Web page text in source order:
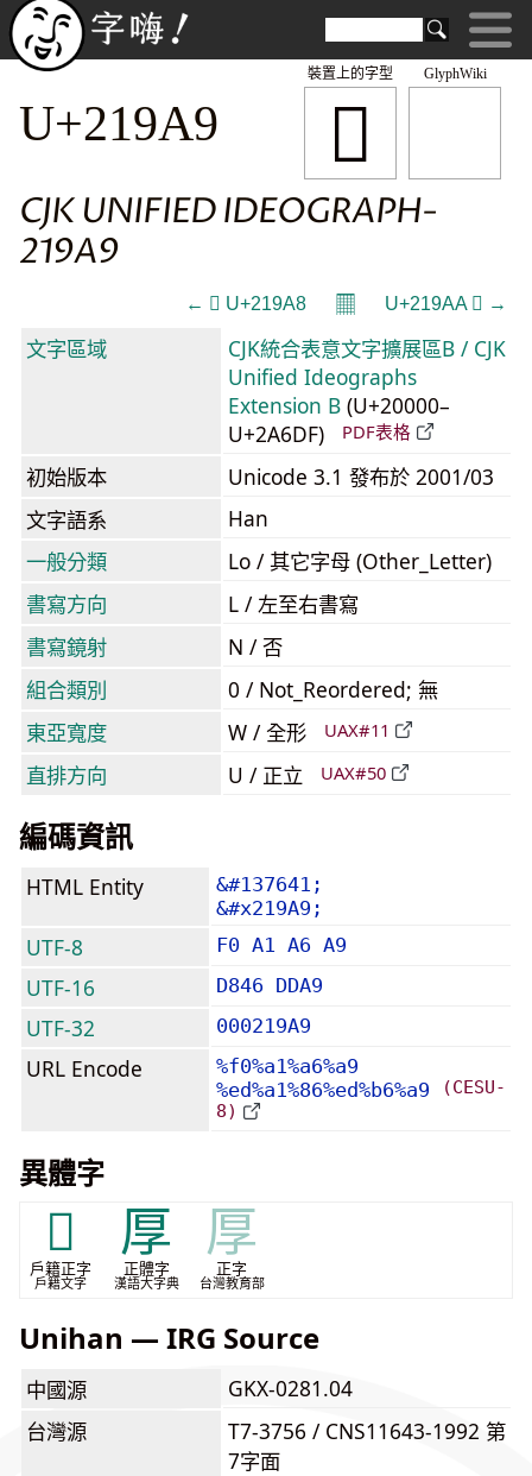
GlyphWiki
𡦩
裝置上的字型
U+219A9
CJK UNIFIED IDEOGRAPH-
219A9
← 𡦨 U+219A8 𝄜 U+219AA 𡦪 →
文字區域
CJK統合表意文字擴展區B / CJK
Unified Ideographs
Extension B (U+20000–
U+2A6DF)
PDF表格
初始版本
Unicode 3.1 發布於 2001/03
文字語系
Han
一般分類
Lo / 其它字母 (Other_Letter)
書寫方向
L / 左至右書寫
書寫鏡射
N / 否
組合類別
0 / Not_Reordered; 無
東亞寬度
W / 全形 UAX#11
直排方向 U / 正立 UAX#50
編碼資訊
HTML Entity
&#137641;
&#x219A9;
UTF-8 F0 A1 A6 A9
UTF-16 D846 DDA9
UTF-32 000219A9
URL Encode
%f0%a1%a6%a9
%ed%a1%86%ed%b6%a9
(CESU-
8)
異體字
𠪋
戶籍正字
戶籍文字
厚
正體字
漢語大字典
厚
正字
台灣教育部
Unihan — IRG Source
中國源
GKX-0281.04
台灣源
T7-3756 / CNS11643-1992 第
7字面